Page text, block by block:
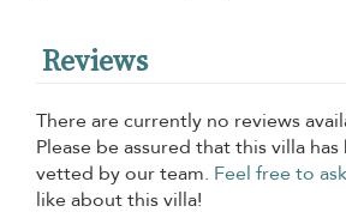
Reviews
There are currently no reviews
Please be assured that this villa
vetted by our team. Feel free to
like about this villa!